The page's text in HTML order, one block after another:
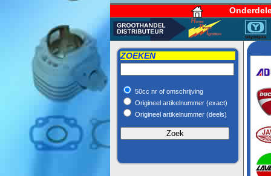
ZOEKEN
50cc nr of omschrijving
Origineel artikelnummer (exact)
Origineel artikelnummer (deels)